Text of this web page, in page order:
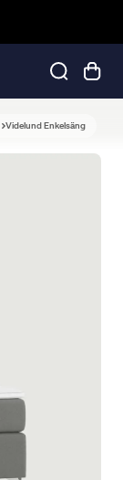
Videlund Enkelsäng